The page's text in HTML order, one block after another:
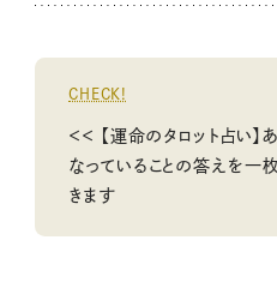
CHECK!
＜＜ 【運命のタロット占い】
なっていることの答えを一
きます